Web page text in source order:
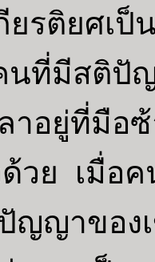
รติยศเป็
นที่มีสติปั
าอยู่ที่มือ
วย เมื่อค
ญญาของ